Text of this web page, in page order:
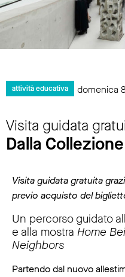
attività educativa domenica
Visita guidata
Dalla
Visita guidata gratuita
previo acquisto del
Un percorso guidato
e alla mostra Home
Neighbors
Partendo dal nuovo